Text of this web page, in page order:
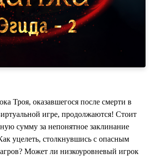
Троя, оказавшегося после смерти в
игре, продолжаются! Стоит
сумму за непонятное заклинание
уцелеть, столкнувшись с опасным
Может ли низкоуровневый игрок